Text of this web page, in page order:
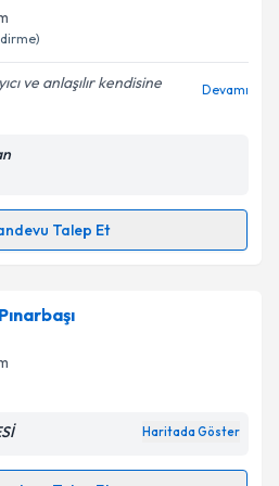
e-posta ile bilgilendireceğiz.
işlenmesine ilişkin
kabul ediyorum.
ve anlaşılır kendisine
Devamı
Talep Et
Talebi
Erdoğaniçin randevu takvimi
uzmandan randevu almanız
e-posta ile
Haritada Göster